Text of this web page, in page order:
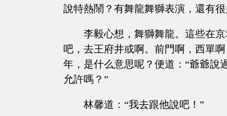
說特熱鬧？有舞龍舞獅表演，還有
李毅心想，舞獅舞龍。這些在
吧，去王府井或啊。前門啊，西單
年，是什么意思呢？便道：“爺爺說
允許嗎？”
林馨道：“我去跟他說吧！”